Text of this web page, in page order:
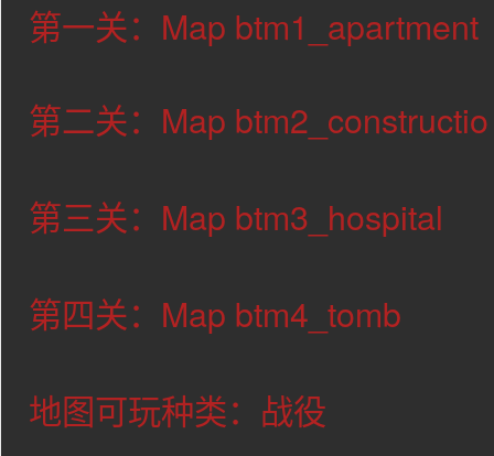
第一关：Map btm1_apartment
第二关：Map btm2_constructio
第三关：Map btm3_hospital
第四关：Map btm4_tomb
地图可玩种类：战役